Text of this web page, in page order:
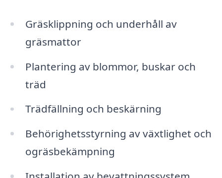
Gräsklippning och underhåll av
gräsmattor
Plantering av blommor, buskar och
träd
Trädfällning och beskärning
Behörighetsstyrning av växtlighet och
ogräsbekämpning